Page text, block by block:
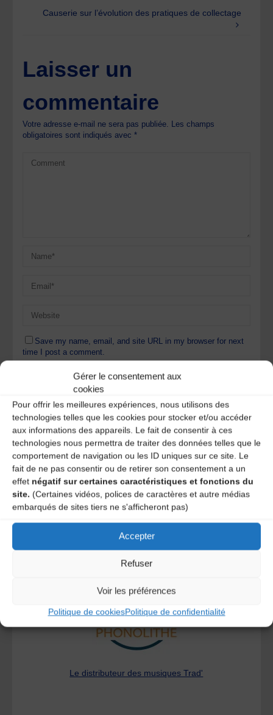
Gérer le consentement aux
cookies
Pour offrir les meilleures expériences, nous utilisons des
technologies telles que les cookies pour stocker et/ou accéder
aux informations des appareils. Le fait de consentir à ces
technologies nous permettra de traiter des données telles que le
comportement de navigation ou les ID uniques sur ce site. Le
fait de ne pas consentir ou de retirer son consentement a un
effet négatif sur certaines caractéristiques et fonctions du
site. (Certaines vidéos, polices de caractères et autre médias
embarqués de sites tiers ne s'afficheront pas)
Accepter
Refuser
Voir les préférences
Politique de cookiesPolitique de confidentialité
Causerie sur l’évolution des pratiques de collectage
Laisser un
commentaire
Votre adresse e-mail ne sera pas publiée.
Les champs
obligatoires sont indiqués avec*
Save my name, email, and site URL in my browser for next
time I post a comment.
savoir plus sur la façon dont les données de vos
commentaires sont traitées.
A DECOUVRIR :
Le distributeur des musiques Trad'